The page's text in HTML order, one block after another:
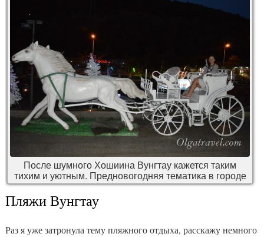
После шумного Хошиина Вунгтау кажется таким
тихим и уютным. Предновогодняя тематика в городе
Пляжи Вунгтау
Раз я уже затронула тему пляжного отдыха, расскажу немного